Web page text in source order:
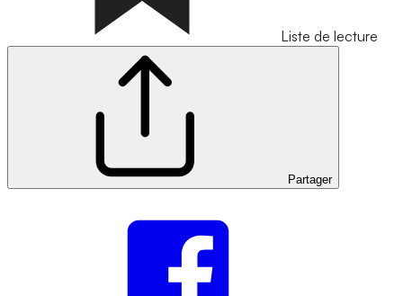
Liste de lecture
Partager